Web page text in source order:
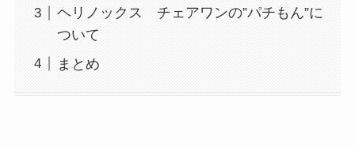
ヘリノックス チェアワンの”パチもん”に
ついて
まとめ